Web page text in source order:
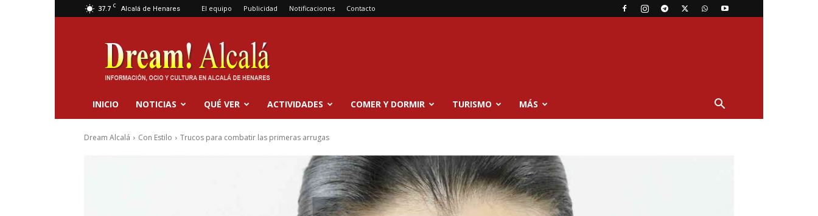
37.7 C Alcalá de Henares El equipo Publicidad Notificaciones Contacto
Dream
Alcalá
INICIO NOTICIAS QUÉ VER ACTIVIDADES COMER Y DORMIR TURISMO MÁS
Dream Alcalá Con Estilo Trucos para combatir las primeras arrugas